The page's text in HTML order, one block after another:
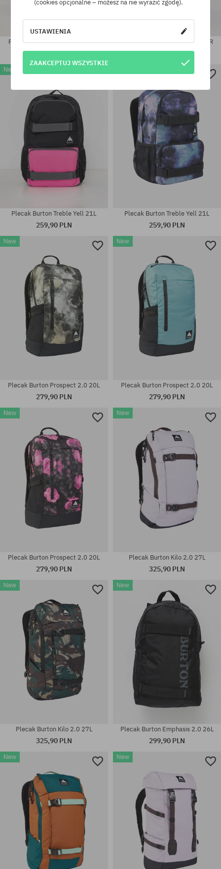
rozmiar uniwersalny rozmiar uniwersalny
rozmiar uniwersalny
Plecak Burton Distortion 18L JR
235,90 PLN
rozmiar uniwersalny
Plecak Burton Distortion 18L JR
235,90 PLN
New
rozmiar uniwersalny
Plecak Burton Treble Yell 21L
259,90 PLN
rozmiar uniwersalny
Plecak Burton Treble Yell 21L
259,90 PLN
New
rozmiar uniwersalny
Plecak Burton Prospect 2.0 20L
279,90 PLN
New
rozmiar uniwersalny
Plecak Burton Prospect 2.0 20L
279,90 PLN
New
rozmiar uniwersalny
Plecak Burton Prospect 2.0 20L
279,90 PLN
New
rozmiar uniwersalny
Plecak Burton Kilo 2.0 27L
325,90 PLN
New
Plecak Burton Kilo 2.0 27L
325,90 PLN
New
Plecak Burton Emphasis 2.0 26L
299,90 PLN
New New
(cookies opcjonalne – możesz na nie wyrazić zgodę).
USTAWIENIA
ZAAKCEPTUJ WSZYSTKIE